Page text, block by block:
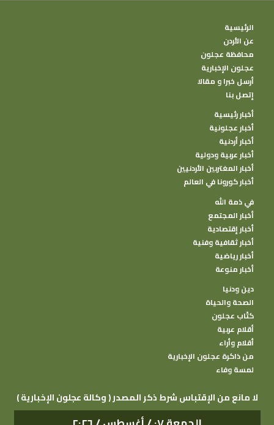
الرئيسية
عن الأردن
محافظة عجلون
عجلون الإخبارية
أرسل خبرا و مقالا
إتصل بنا
أخبار رئيسية
أخبار عجلونية
أخبار أردنية
أخبار عربية ودولية
أخبار المغتربين الأردنيين
أخبار كورونا في العالم
في ذمة الله
أخبار المجتمع
أخبار إقتصادية
أخبار ثقافية وفنية
أخبار رياضية
أخبار منوعة
دين ودنيا
الصحة والحياة
كتًاب عجلون
أقلام عربية
أقلام وأراء
من ذاكرة عجلون الإخبارية
لمسة وفاء
( وكالة عجلون الإخبارية ) لا مانع من الإقتباس شرط ذكر المصدر